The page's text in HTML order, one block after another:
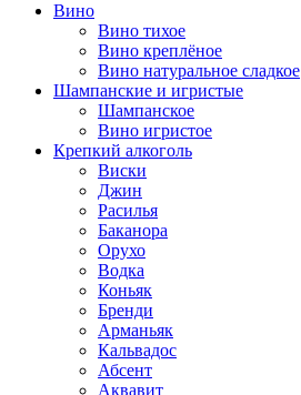
Вино
Вино тихое
Вино креплёное
Вино натуральное сладкое
Шампанские и игристые
Шампанское
Вино игристое
Крепкий алкоголь
Виски
Джин
Расилья
Баканора
Орухо
Водка
Коньяк
Бренди
Арманьяк
Кальвадос
Абсент
Аквавит